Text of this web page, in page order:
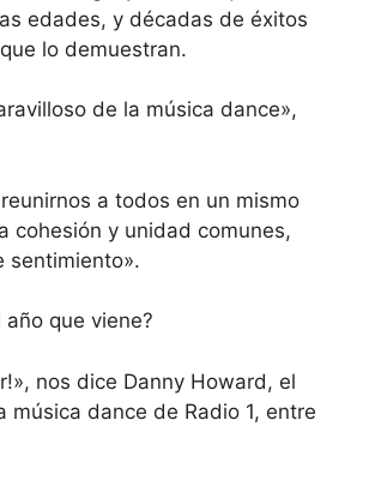
edades, y décadas de éxitos
lo demuestran.
de la música dance»,
a todos en un mismo
cohesión y unidad comunes,
sentimiento».
año que viene?
nos dice Danny Howard, el
música dance de Radio 1, entre